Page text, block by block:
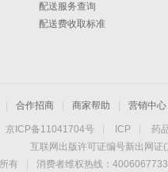
配送服务查询
配送费收取标准
合作招商 商家帮助 营销中心
京ICP备11041704号 ICP 药
互联网出版许可证编号新出网证
有 消费者维权热线：4006067733